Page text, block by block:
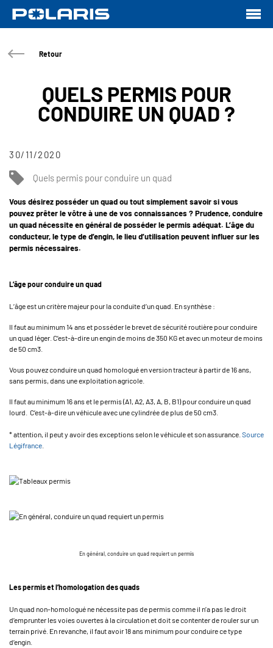
Retour
QUELS PERMIS POUR
CONDUIRE UN QUAD ?
30/11/2020
Quels permis pour conduire un quad
Vous désirez posséder un quad ou tout simplement savoir si vous
pouvez prêter le vôtre à une de vos connaissances ? Prudence, conduire
un quad nécessite en général de posséder le permis adéquat. L’âge du
conducteur, le type de d’engin, le lieu d’utilisation peuvent influer sur les
permis nécessaires.
L’âge pour conduire un quad
L’âge est un critère majeur pour la conduite d’un quad. En synthèse :
Il faut au minimum 14 ans et posséder le brevet de sécurité routière pour conduire
un quad léger. C’est-à-dire un engin de moins de 350 KG et avec un moteur de moins
de 50 cm3.
Vous pouvez conduire un quad homologué en version tracteur à partir de 16 ans,
sans permis, dans une exploitation agricole.
Il faut au minimum 16 ans et le permis (A1, A2, A3, A, B, B1) pour conduire un quad
lourd. C’est-à-dire un véhicule avec une cylindrée de plus de 50 cm3.
* attention, il peut y avoir des exceptions selon le véhicule et son assurance. Source
Légifrance
En général, conduire un quad requiert un permis
Les permis et l’homologation des quads
Un quad non-homologué ne nécessite pas de permis comme il n’a pas le droit
d’emprunter les voies ouvertes à la circulation et doit se contenter de rouler sur un
terrain privé. En revanche, il faut avoir 18 ans minimum pour conduire ce type
d’engin.